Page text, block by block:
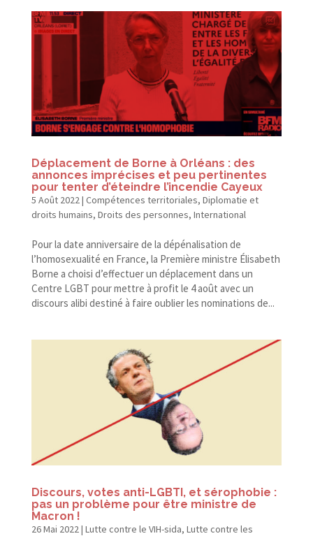
Déplacement de Borne à Orléans : des
annonces imprécises et peu pertinentes
pour tenter d’éteindre l’incendie Cayeux
5 Août 2022| Compétences territoriales, Diplomatie et
droits humains, Droits des personnes, International
Pour la date anniversaire de la dépénalisation de
l’homosexualité en France, la Première ministre Élisabeth
Borne a choisi d’effectuer un déplacement dans un
Centre LGBT pour mettre à profit le 4 août avec un
discours alibi destiné à faire oublier les nominations de...
Discours, votes anti-​LGBTI, et sérophobie :
pas un problème pour être ministre de
Macron !
26 Mai 2022 | Lutte contre le VIH-sida, Lutte contre les